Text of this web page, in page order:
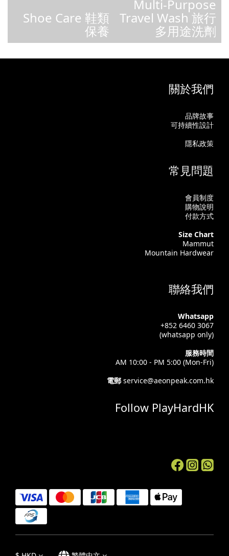
Shoe Care 鞋類
保養
Multi-Purpose
Travel Wash 旅行
多用途洗劑
關於我們
品牌故事
可持續性設計
隱私政策
常見問題
會員制度
購物說明
付款方式
Size Chart
Mammut
Mountain Hardwear
聯絡我們
Whatsapp
+852 6460 3067
(whatsapp only)
服務時間
AM 10:00 - PM 5:00 (Mon-Fri)
電郵 service@aeonpeak.com.hk
Follow PlayHardHK